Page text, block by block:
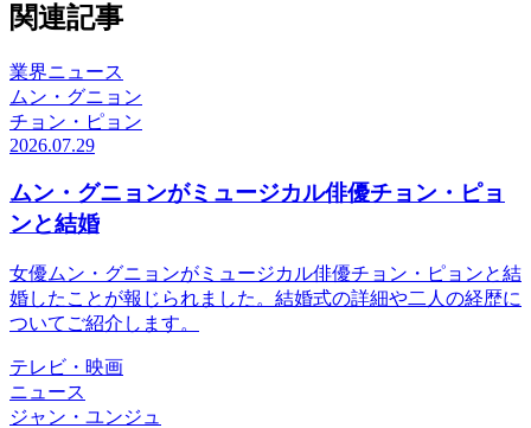
関連記事
業界ニュース
ムン・グニョン
チョン・ピョン
2026.07.29
ムン・グニョンがミュージカル俳優チョン・ピョ
ンと結婚
女優ムン・グニョンがミュージカル俳優チョン・ピョンと結
婚したことが報じられました。結婚式の詳細や二人の経歴に
ついてご紹介します。
テレビ・映画
ニュース
ジャン・ユンジュ